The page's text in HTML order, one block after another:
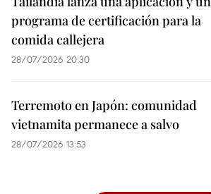
programa de certificación para la
comida callejera
28/07/2026 20:30
Terremoto en Japón: comunidad
vietnamita permanece a salvo
28/07/2026 13:53